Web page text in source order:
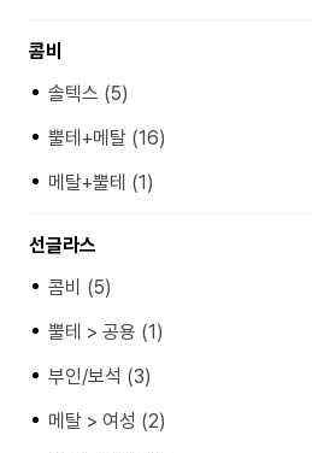
콤비
솔텍스 (5)
뿔테+메탈 (16)
메탈+뿔테 (1)
선글라스
콤비 (5)
뿔테 > 공용 (1)
부인/보석 (3)
메탈 > 여성 (2)